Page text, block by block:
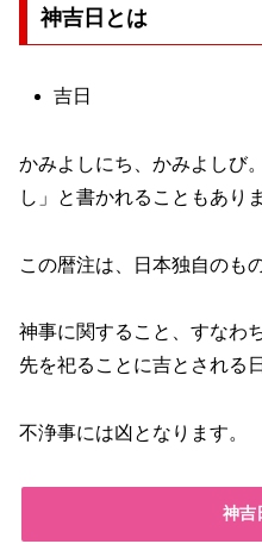
神吉日とは
吉日
かみよしにち、かみよしび
し」と書かれることもあり
この暦注は、日本独自のも
神事に関すること、すなわ
先を祀ることに吉とされる
不浄事には凶となります。
神吉